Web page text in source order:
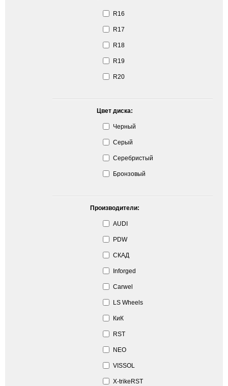
R16
R17
R18
R19
R20
Цвет диска:
Черный
Серый
Серебристый
Бронзовый
Производители:
AUDI
PDW
СКАД
Inforged
Carwel
LS Wheels
КиК
RST
NEO
VISSOL
X-trikeRST